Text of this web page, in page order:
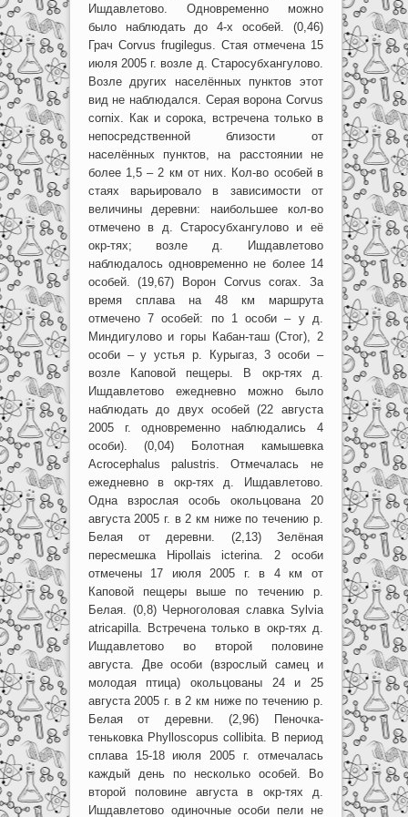
Ишдавлетово. Одновременно можно
было наблюдать до 4-х особей. (0,46)
Грач Corvus frugilegus. Стая отмечена 15
июля 2005 г. возле д. Старосубхангулово.
Возле других населённых пунктов этот
вид не наблюдался. Серая ворона Corvus
cornix. Как и сорока, встречена только в
непосредственной близости от
населённых пунктов, на расстоянии не
более 1,5 – 2 км от них. Кол-во особей в
стаях варьировало в зависимости от
величины деревни: наибольшее кол-во
отмечено в д. Старосубхангулово и её
окр-тях; возле д. Ишдавлетово
наблюдалось одновременно не более 14
особей. (19,67) Ворон Corvus corax. За
время сплава на 48 км маршрута
отмечено 7 особей: по 1 особи – у д.
Миндигулово и горы Кабан-таш (Стог), 2
особи – у устья р. Курыгаз, 3 особи –
возле Каповой пещеры. В окр-тях д.
Ишдавлетово ежедневно можно было
наблюдать до двух особей (22 августа
2005 г. одновременно наблюдались 4
особи). (0,04) Болотная камышевка
Acrocephalus palustris. Отмечалась не
ежедневно в окр-тях д. Ишдавлетово.
Одна взрослая особь окольцована 20
августа 2005 г. в 2 км ниже по течению р.
Белая от деревни. (2,13) Зелёная
пересмешка Hipollais icterina. 2 особи
отмечены 17 июля 2005 г. в 4 км от
Каповой пещеры выше по течению р.
Белая. (0,8) Черноголовая славка Sylvia
atricapilla. Встречена только в окр-тях д.
Ишдавлетово во второй половине
августа. Две особи (взрослый самец и
молодая птица) окольцованы 24 и 25
августа 2005 г. в 2 км ниже по течению р.
Белая от деревни. (2,96) Пеночка-
теньковка Phylloscopus collibita. В период
сплава 15-18 июля 2005 г. отмечалась
каждый день по несколько особей. Во
второй половине августа в окр-тях д.
Ишдавлетово одиночные особи пели не